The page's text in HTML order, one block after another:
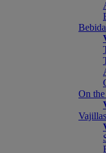
On
Vajillas